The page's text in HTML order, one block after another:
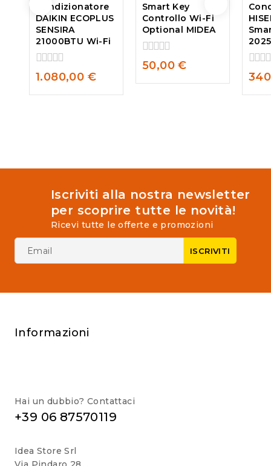
Condizionatore
DAIKIN ECOPLUS
SENSIRA
21000BTU Wi-Fi
0
out
of
1.080,00 €
Smart Key
Controllo Wi-Fi
Optional MIDEA
0
out
of
50,00€
2025
0
out
of
Iscriviti alla nostra newsletter
per scoprire tutte le novità!
Ricevi tutte le offerte e promozioni
Informazioni
Hai un dubbio? Contattaci
+39 06 87570119
Idea Store Srl